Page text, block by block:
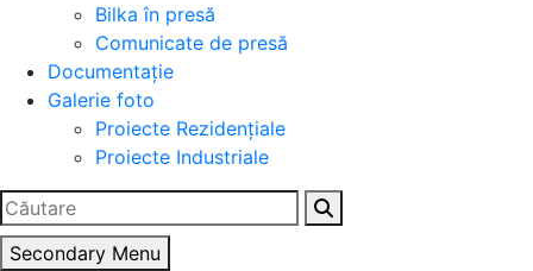
Bilka în presă
Comunicate de presă
Documentație
Galerie foto
Proiecte Rezidențiale
Proiecte Industriale
Caută
după:
Secondary Menu